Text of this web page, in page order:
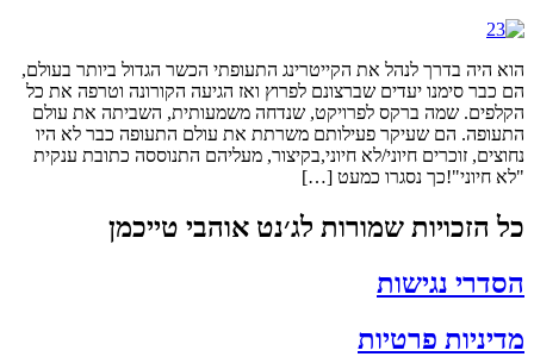
הוא היה בדרך לנהל את הקייטרינג התעופתי הכשר הגדול ביותר בעולם,
הם כבר סימנו יעדים שברצונם לפרוץ ואז הגיעה הקורונה וטרפה את כל
הקלפים. שמה ברקס לפרויקט, שנדחה משמעותית, השביתה את עולם
התעופה. הם שעיקר פעילותם משרתת את עולם התעופה כבר לא היו
נחוצים, זוכרים חיוני/לא חיוני,בקיצור, מעליהם התנוססה כתובת ענקית
"לא חיוני"!כך נסגרו כמעט […]
כל הזכויות שמורות לג׳נט אוהבי טייכמן
הסדרי נגישות
מדיניות פרטיות